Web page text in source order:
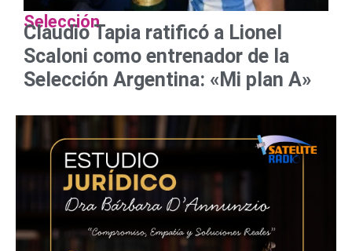
Selección
Claudio Tapia ratificó a Lionel
Scaloni como entrenador de la
Selección Argentina: «Mi plan A»